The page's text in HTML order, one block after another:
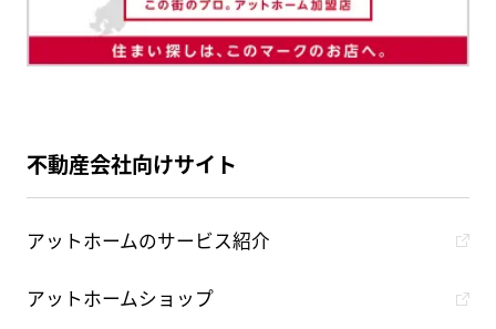
不動産会社向けサイト
アットホームのサービス紹介
アットホームショップ